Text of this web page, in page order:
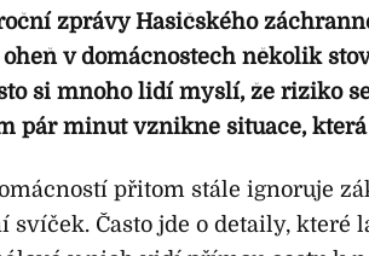
zprávy Hasičského
v domácnostech několik
si mnoho lidí myslí, že riziko
pár minut vznikne situace,
přitom stále ignoruje
svíček. Často jde o detaily, které